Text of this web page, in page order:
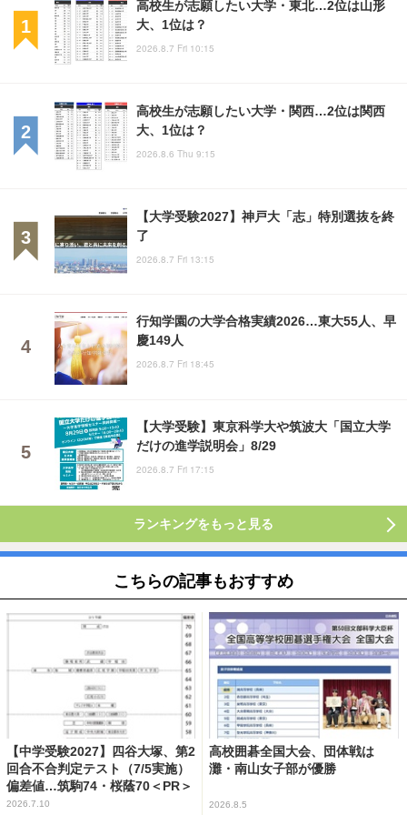
高校生が志願したい大学・東北…2位は山形
大、1位は？
2026.8.7 Fri 10:15
高校生が志願したい大学・関西…2位は関西
大、1位は？
2026.8.6 Thu 9:15
【大学受験2027】神戸大「志」特別選抜を終
了
2026.8.7 Fri 13:15
行知学園の大学合格実績2026…東大55人、早
慶149人
2026.8.7 Fri 18:45
【大学受験】東京科学大や筑波大「国立大学
だけの進学説明会」8/29
2026.8.7 Fri 17:15
ランキングをもっと見る
こちらの記事もおすすめ
【中学受験2027】四谷大塚、第2
回合不合判定テスト（7/5実施）
偏差値…筑駒74・桜蔭70＜PR＞
2026.7.10
高校囲碁全国大会、団体戦は
灘・南山女子部が優勝
2026.8.5